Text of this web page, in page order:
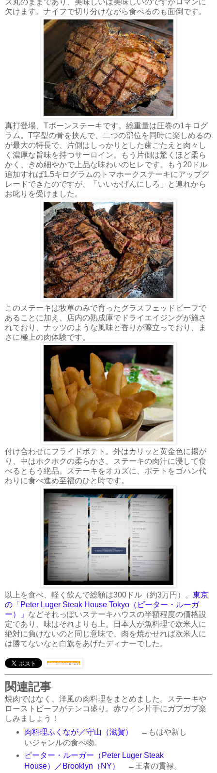
欠けます。ナイフで切り分けながら食べるのも面倒です。
真打登場、Tボーンステーキです。総重量は圧巻の1キログ
ラム。T字型の骨を挟んで、二つの部位を同時に楽しめるの
が最大の特長で、片側はしっかりとした歯ごたえと肉々し
く濃厚な旨味を持つサーロイン。もう片側は驚くほど柔ら
かく、きめ細やかで上品な味わいのヒレです。もう20ドル
追加すれば1.5キログラムのトマホークステーキにアップグ
レードできたのですが、「いいかげんにしろ」と連れから
お叱りを受けました。
このステーキは牧草のみで育ったグラスフェッドビーフで
あることに加え、店内の熟成庫でドライエイジングが施さ
れており、ナッツのような風味と香りが際立っており、ま
さに極上の肉体験です。
付け合わせにフライドポテト。外はカリッと黄金色に揚が
り、中はホクホクの柔らかさ。ステーキの肉汁に浸して食
べるともう絶品。ステーキをオカズに、ポテトをゴハン代
わりに食べ進め至福のひと時です。
以上を食べ、軽く飲んで総額は300ドル（約3万円）。 東京
の「Peter Luger Steak House Tokyo（ピーター・ルーガ
ー）」 などそれっぽいステーキハウスの半額程度の価格設
定であり、味はそれよりも上。日本人が魚料理で欧米人に
絶対に負けないのと同じ意味で、肉を焼かせれば欧米人に
は勝てないなと白旗をあげたディナーでした。
関連記事
焼肉ではなく、洋風の肉料理をまとめました。ステーキや
ローストビーフがテンコ盛り。赤ワイン片手にガブガブ楽
しみましょう！
肉料理ふくなが／守山（滋賀）
←もはや新し
いジャンルの食べ物。
ピーター・ルーガー（Peter Luger Steak
House）／Brooklyn（NY）
←王者の貫禄。